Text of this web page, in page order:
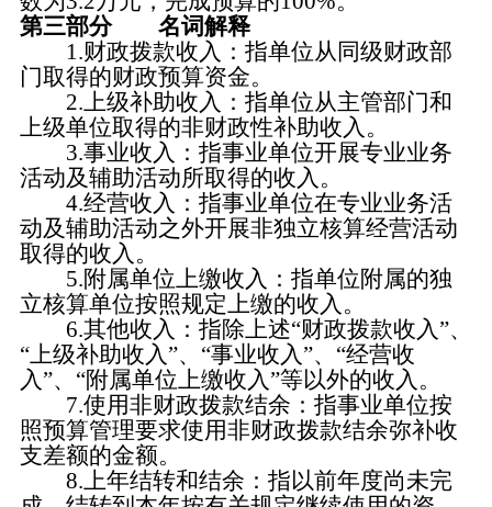
第三部分 名词解释
1.财政拨款收入：指单位从同级财政部
门取得的财政预算资金。
2.上级补助收入：指单位从主管部门和
上级单位取得的非财政性补助收入。
3.事业收入：指事业单位开展专业业务
活动及辅助活动所取得的收入。
4.经营收入：指事业单位在专业业务活
动及辅助活动之外开展非独立核算经营活动
取得的收入。
5.附属单位上缴收入：指单位附属的独
立核算单位按照规定上缴的收入。
6.其他收入：指除上述“财政拨款收入”、
“上级补助收入”、“事业收入”、“经营收
入”、“附属单位上缴收入”等以外的收入。
7.使用非财政拨款结余：指事业单位按
照预算管理要求使用非财政拨款结余弥补收
支差额的金额。
8.上年结转和结余：指以前年度尚未完